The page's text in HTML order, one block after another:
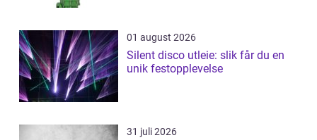
01 august 2026
Silent disco utleie: slik får du en
unik festopplevelse
31 juli 2026